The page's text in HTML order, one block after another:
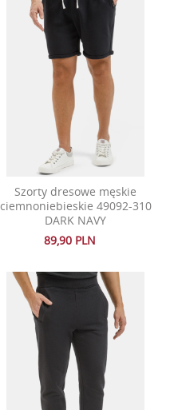
Szorty dresowe męskie
ciemnoniebieskie 49092-310
DARK NAVY
89,90 PLN